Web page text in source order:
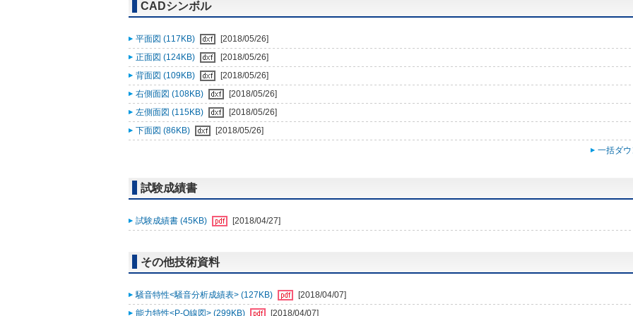
CADシンボル
平面図 (117KB)
[2018/05/26]
正面図 (124KB)
[2018/05/26]
背面図 (109KB)
[2018/05/26]
右側面図 (108KB)
[2018/05/26]
左側面図 (115KB)
[2018/05/26]
下面図 (86KB)
[2018/05/26]
一括ダ
試験成績書
試験成績書 (45KB) [2018/04/27]
その他技術資料
騒音特性<騒音分析成績表> (127KB)
[2018/04/07]
能力特性<P-Q線図> (299KB)
[2018/04/07]